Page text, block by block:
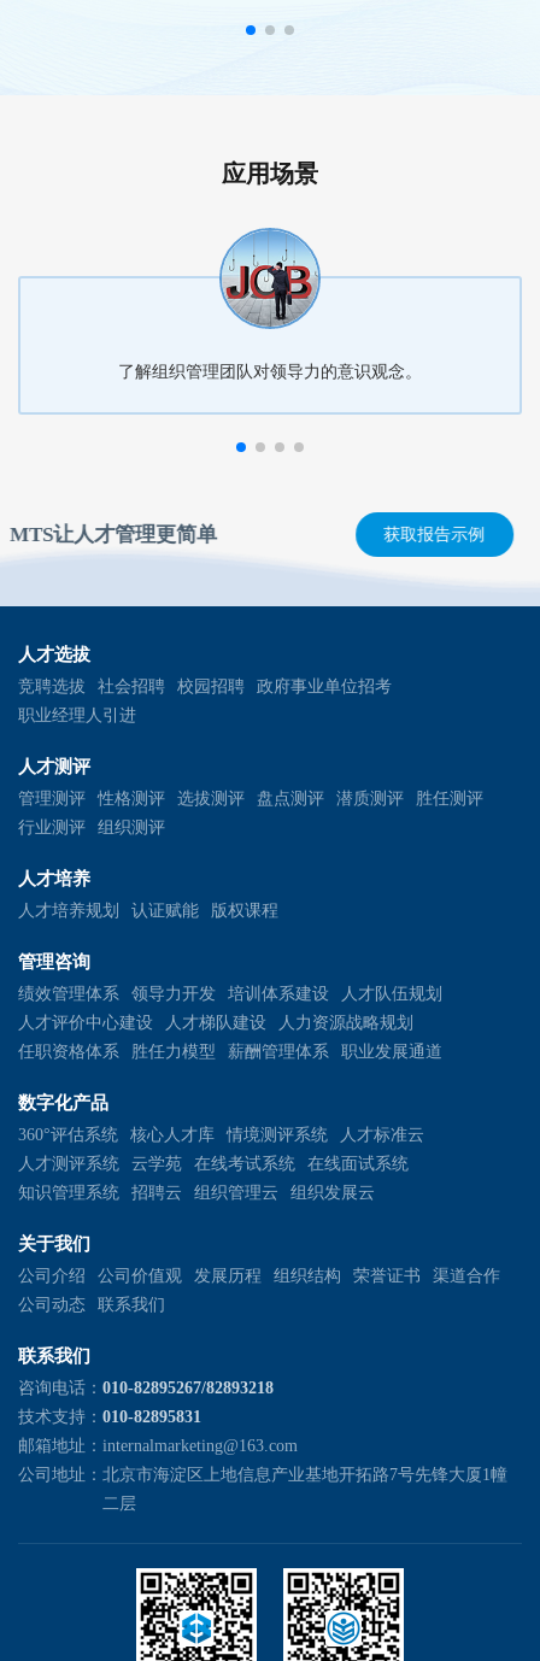
应用场景
了解组织管理团队对领导力的意识观念。
MTS让人才管理更简单 获取报告示例
人才选拔
竞聘选拔 社会招聘 校园招聘
政府事业单位招考
职业经理人引进
人才测评
管理测评 性格测评 选拔测评 盘点测评 潜质测评
胜任测评
行业测评
组织测评
人才培养
人才培养规划 认证赋能 版权课程
管理咨询
绩效管理体系 领导力开发 培训体系建设
人才队伍规划
人才评价中心建设
人才梯队建设
人力资源战略规划
任职资格体系
胜任力模型 薪酬管理体系 职业发展通道
数字化产品
360°评估系统 核心人才库 情境测评系统
人才标准云
人才测评系统
云学苑 在线考试系统
在线面试系统
知识管理系统
招聘云 组织管理云 组织发展云
关于我们
公司介绍 公司价值观 发展历程 组织结构 荣誉证书
渠道合作
公司动态
联系我们
联系我们
咨询电话： 010-82895267/82893218
技术支持： 010-82895831
邮箱地址： internalmarketing@163.com
公司地址： 北京市海淀区上地信息产业基地开拓路7号先锋大厦1幢
二层